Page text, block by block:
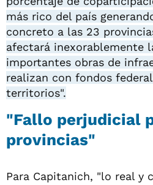
más rico del país
concreto a las 23
afectará inexorablemente
importantes obras de
realizan con fondos
territorios".
"Fallo perjudicial
provincias"
Para Capitanich, "lo real y